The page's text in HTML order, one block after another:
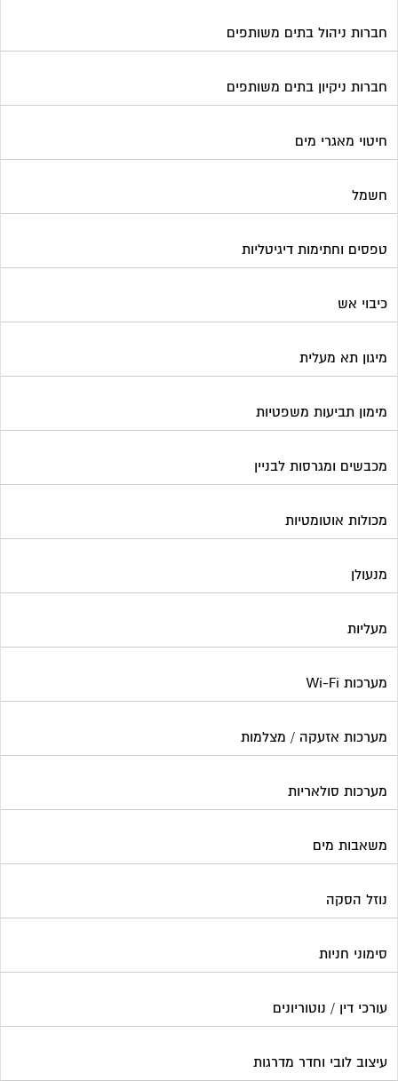
חברות ניהול בתים משותפים
חברות ניקיון בתים משותפים
חיטוי מאגרי מים
חשמל
טפסים וחתימות דיגיטליות
כיבוי אש
מיגון תא מעלית
מימון תביעות משפטיות
מכבשים ומגרסות לבניין
מכולות אוטומטיות
מנעולן
מעליות
מערכות Wi-Fi
מערכות אזעקה / מצלמות
מערכות סולאריות
משאבות מים
נוזל הסקה
סימוני חניות
עורכי דין / נוטוריונים
עיצוב לובי וחדר מדרגות